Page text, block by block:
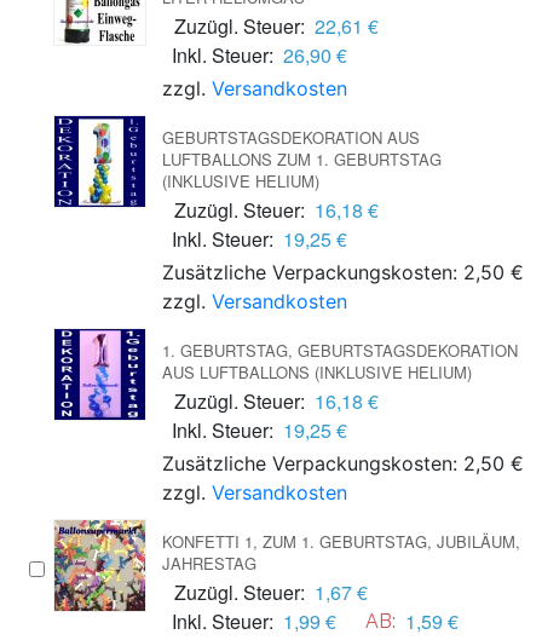
Zuzügl. Steuer: 22,61 €
Inkl. Steuer: 26,90 €
zzgl. Versandkosten
GEBURTSTAGSDEKORATION AUS
LUFTBALLONS ZUM 1. GEBURTSTAG
(INKLUSIVE HELIUM)
Zuzügl. Steuer: 16,18 €
Inkl. Steuer: 19,25 €
Zusätzliche Verpackungskosten: 2,50 €
zzgl. Versandkosten
1. GEBURTSTAG, GEBURTSTAGSDEKORATION
AUS LUFTBALLONS (INKLUSIVE HELIUM)
Zuzügl. Steuer: 16,18 €
Inkl. Steuer: 19,25 €
Zusätzliche Verpackungskosten: 2,50 €
zzgl. Versandkosten
KONFETTI 1, ZUM 1. GEBURTSTAG, JUBILÄUM,
JAHRESTAG
Zuzügl. Steuer: 1,67 €
Inkl. Steuer: 1,99 € AB: 1,59 €